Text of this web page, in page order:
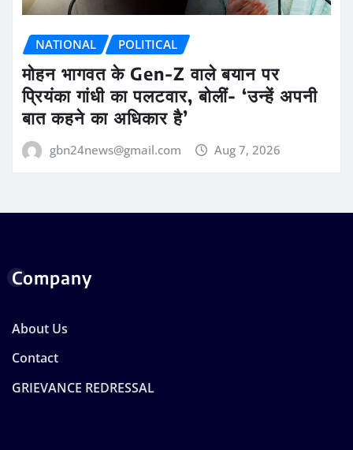
NATIONAL POLITICAL
मोहन भागवत के Gen-Z वाले बयान पर
प्रियंका गांधी का पलटवार, बोलीं- ‘उन्हें अपनी
बात कहने का अधिकार है’
gbn24news@gmail.com Aug 7, 2026
Company
About Us
Contact
GRIEVANCE REDRESSAL